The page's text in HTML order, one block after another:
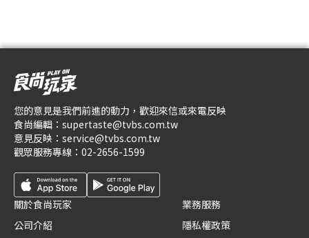
您的意見是我們前進的動力，歡迎來信或來電反映
食尚編輯： supertaste@tvbs.com.tw
意見反映： service@tvbs.com.tw
觀眾服務專線： 02-2656-1599
關於食尚玩家
公司介紹
業務服務
隱私權政策